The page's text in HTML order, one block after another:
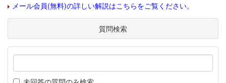
メール会員(無料)の詳しい解説はこちらをご覧ください。
質問検索